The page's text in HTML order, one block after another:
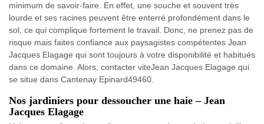
minimum de savoir-faire. En effet, une souche et souvent très
lourde et ses racines peuvent être enterré profondément dans le
sol, ce qui complique fortement le travail. Donc, ne prenez pas de
risque mais faites confiance aux paysagistes compétentes Jean
Jacques Elagage qui sont toujours à votre disponibilité et habitués
dans ce domaine. Alors, contacter viteJean Jacques Elagage qui
se situe dans Cantenay Epinard49460.
Nos jardiniers pour dessoucher une haie – Jean
Jacques Elagage